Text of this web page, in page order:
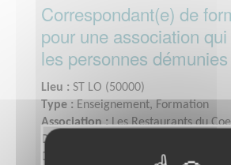
Correspondant(e) de
pour une association
les personnes démunies
Lieu : ST LO (50000)
Type : Enseignement, Formation
Association :Les Restaurants du
Date :
Disponibilité demandée :